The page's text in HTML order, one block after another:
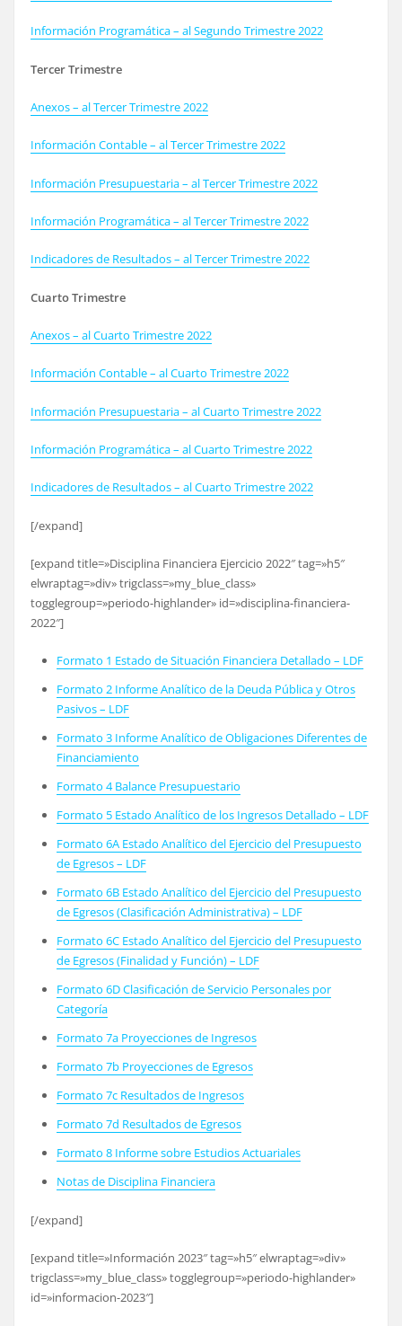
Información Programática – al Segundo Trimestre 2022
Tercer Trimestre
Anexos – al Tercer Trimestre 2022
Información Contable – al Tercer Trimestre 2022
Información Presupuestaria – al Tercer Trimestre 2022
Información Programática – al Tercer Trimestre 2022
Indicadores de Resultados – al Tercer Trimestre 2022
Cuarto Trimestre
Anexos – al Cuarto Trimestre 2022
Información Contable – al Cuarto Trimestre 2022
Información Presupuestaria – al Cuarto Trimestre 2022
Información Programática – al Cuarto Trimestre 2022
Indicadores de Resultados – al Cuarto Trimestre 2022
[/expand]
[expand title=»Disciplina Financiera Ejercicio 2022″ tag=»h5″
elwraptag=»div» trigclass=»my_blue_class»
togglegroup=»periodo-highlander» id=»disciplina-financiera-
2022″]
Formato 1 Estado de Situación Financiera Detallado – LDF
Formato 2 Informe Analítico de la Deuda Pública y Otros
Pasivos – LDF
Formato 3 Informe Analítico de Obligaciones Diferentes de
Financiamiento
Formato 4 Balance Presupuestario
Formato 5 Estado Analítico de los Ingresos Detallado – LDF
Formato 6A Estado Analítico del Ejercicio del Presupuesto
de Egresos – LDF
Formato 6B Estado Analítico del Ejercicio del Presupuesto
de Egresos (Clasificación Administrativa) – LDF
Formato 6C Estado Analítico del Ejercicio del Presupuesto
de Egresos (Finalidad y Función) – LDF
Formato 6D Clasificación de Servicio Personales por
Categoría
Formato 7a Proyecciones de Ingresos
Formato 7b Proyecciones de Egresos
Formato 7c Resultados de Ingresos
Formato 7d Resultados de Egresos
Formato 8 Informe sobre Estudios Actuariales
Notas de Disciplina Financiera
[/expand]
[expand title=»Información 2023″ tag=»h5″ elwraptag=»div»
trigclass=»my_blue_class» togglegroup=»periodo-highlander»
id=»informacion-2023″]